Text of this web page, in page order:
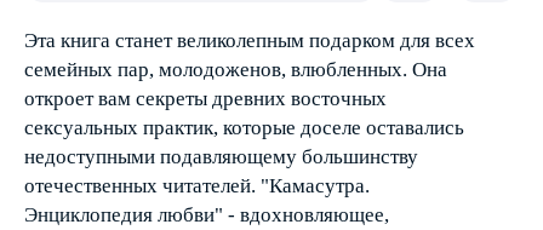
Эта книга станет великолепным подарком для всех
семейных пар, молодоженов, влюбленных. Она
откроет вам секреты древних восточных
сексуальных практик, которые доселе оставались
недоступными подавляющему большинству
отечественных читателей. "Камасутра.
Энциклопедия любви" - вдохновляющее,